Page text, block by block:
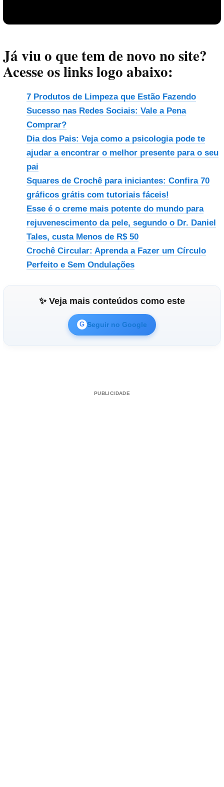
Reproduzir vídeo
Já viu o que tem de novo no site?
Acesse os links logo abaixo:
7 Produtos de Limpeza que Estão Fazendo
Sucesso nas Redes Sociais: Vale a Pena
Comprar?
Dia dos Pais: Veja como a psicologia pode te
ajudar a encontrar o melhor presente para o seu
pai
Squares de Crochê para iniciantes: Confira 70
gráficos grátis com tutoriais fáceis!
Esse é o creme mais potente do mundo para
rejuvenescimento da pele, segundo o Dr. Daniel
Tales, custa Menos de R$ 50
Crochê Circular: Aprenda a Fazer um Círculo
Perfeito e Sem Ondulações
✨ Veja mais conteúdos como este
G Seguir no Google
PUBLICIDADE